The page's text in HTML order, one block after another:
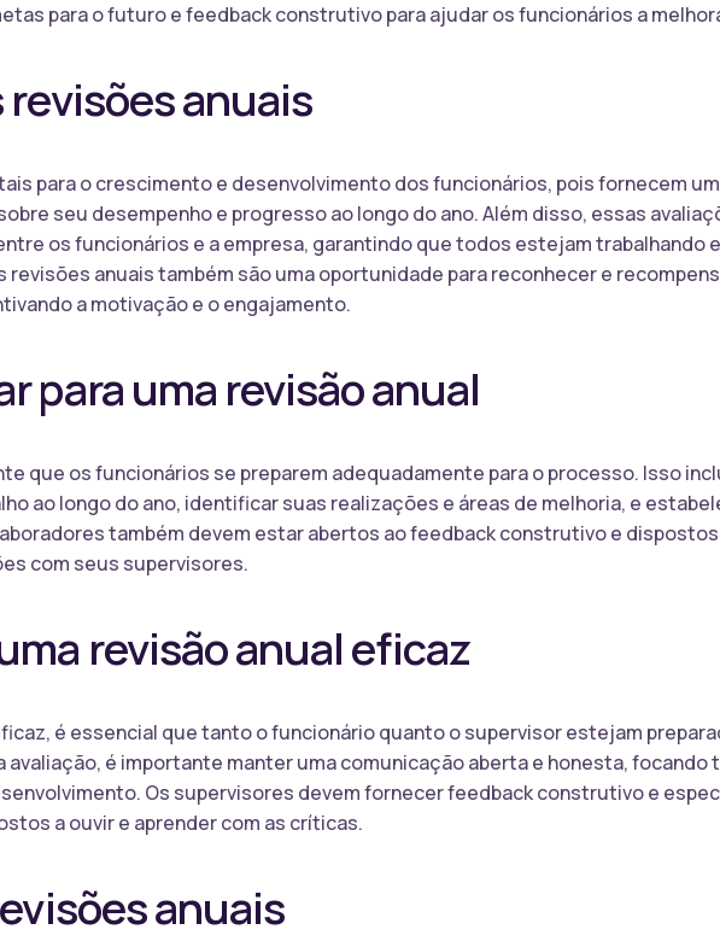
para o futuro e feedback construtivo para ajudar os funcionários a
anuais
para o crescimento e desenvolvimento dos funcionários, pois fornecem
seu desempenho e progresso ao longo do ano. Além disso, essas
os funcionários e a empresa, garantindo que todos estejam trabalhando
anuais também são uma oportunidade para reconhecer e
a motivação e o engajamento.
para uma revisão anual
que os funcionários se preparem adequadamente para o processo. Isso
ao longo do ano, identificar suas realizações e áreas de melhoria, e
também devem estar abertos ao feedback construtivo e
com seus supervisores.
revisão anual eficaz
é essencial que tanto o funcionário quanto o supervisor estejam
avaliação, é importante manter uma comunicação aberta e honesta, focando
Os supervisores devem fornecer feedback construtivo e
a ouvir e aprender com as críticas.
anuais